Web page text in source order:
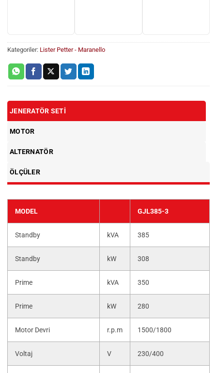
Kategoriler: Lister Petter - Maranello
JENERATÖR SETI
MOTOR
ALTERNATÖR
ÖLÇÜLER
MODEL GJL385-3
Standby kVA 385
Standby kW 308
Prime kVA 350
Prime kW 280
Motor Devri r.p.m 1500/1800
Voltaj V 230/400